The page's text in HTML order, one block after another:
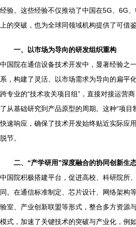
经验。这些经验不仅推动了中国在5G、6G
上的突破，也为全球同领域机构提供了可借
一、以市场为导向的研发组织重构
中国院在通信设备技术开发中，显著经验之
系，构建了灵活、以市场需求为导向的扁平
跨专业的“技术攻关项目组”，直接对接运营
了从基础研究到产品原型的周期。这种“项目
快速响应，确保了技术开发始终贴近实际应
脱节。
二、“产学研用”深度融合的协同创新生
中国院积极搭建平台，促进高校、科研院所
同。在通信标准制定、芯片设计、网络架构
验室、产业创新联盟等形式，整合多方资源
模式，加速了关键技术的突破与产业化，例